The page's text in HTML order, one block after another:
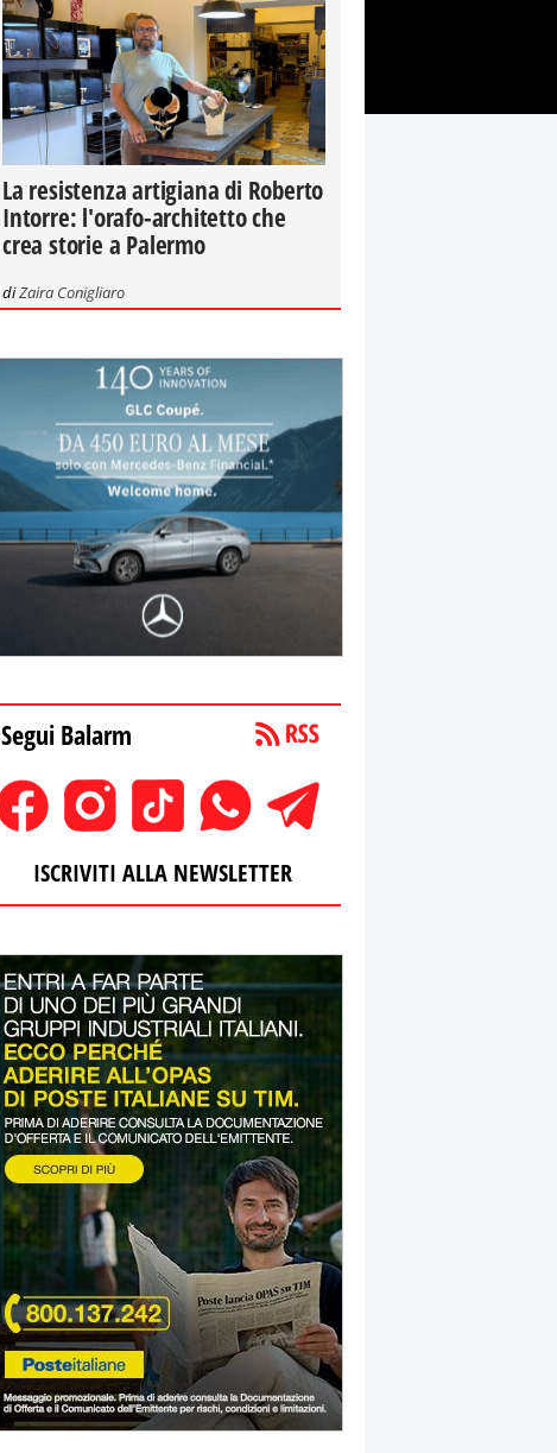
La resistenza artigiana di Roberto
Intorre: l'orafo-architetto che
crea storie a Palermo
diZaira Conigliaro
Segui Balarm
ISCRIVITI ALLA NEWSLETTER